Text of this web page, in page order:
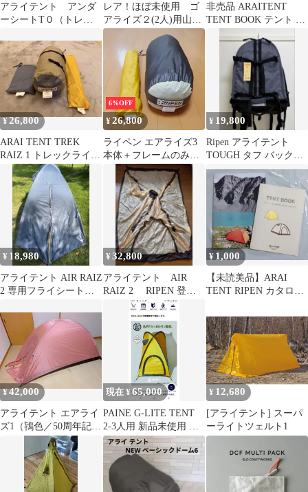
アライテント アンダ
ーシートT０（トレッ
レア！ほぼ未使用 ゴ
アライズ２(2人)用山岳
テント
非売品 ARAITENT
TENT BOOK テント メ
ンテナンス 登山
¥26,800
ARAI TENT TREK
RAIZ 1 トレックライズ
1 山岳テント
6%OFF
¥26,800
ライペン エアライズ3
本体＋フレームのみ
AIR RAIZ アライテン
¥ 19,800
Ripen アライテント
TOUGH タフ バックパ
ック
¥ 18,980
アライテント AIR RAIZ
2 専用フライシート
み
¥32,800
アライテント AIR
RAIZ 2 RIPEN 登山
用テント
¥ 1,000
【未読美品】ARAI
TENT RIPEN カタログ
¥42,000
アライテント エアライ
ズ1（鴇色／50周年記念
限定カラー）
現在 ¥65,000
PAINE G-LITE TENT
2-3人用 新品未使用 数
量限定 テント
¥ 12,680
[アライテント] スーパ
ーライトツェルト1